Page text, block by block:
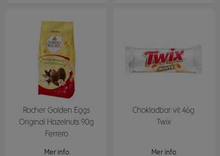
Rocher Golden Eggs
Original Hazelnuts 90g
Ferrero
Mer info
Chokladbar vit 46g
Twix
Mer info